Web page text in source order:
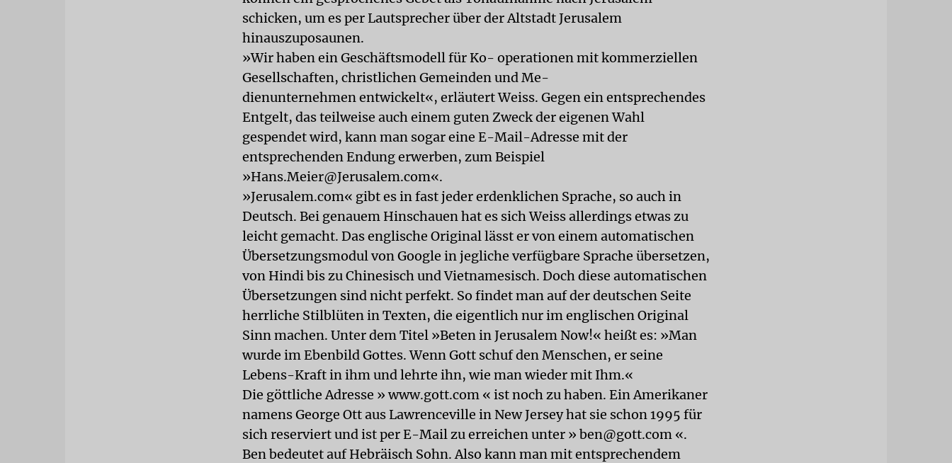
schicken, um es per Lautsprecher über der Altstadt Jerusalem
hinauszuposaunen.
»Wir haben ein Geschäftsmodell für Ko- operationen mit kommerziellen
Gesellschaften, christlichen Gemeinden und Me-
dienunternehmen entwickelt«, erläutert Weiss. Gegen ein entsprechendes
Entgelt, das teilweise auch einem guten Zweck der eigenen Wahl
gespendet wird, kann man sogar eine E-Mail-Adresse mit der
entsprechenden Endung erwerben, zum Beispiel
»Hans.Meier@Jerusalem.com«.
»Jerusalem.com« gibt es in fast jeder erdenklichen Sprache, so auch in
Deutsch. Bei genauem Hinschauen hat es sich Weiss allerdings etwas zu
leicht gemacht. Das englische Original lässt er von einem automatischen
Übersetzungsmodul von Google in jegliche verfügbare Sprache übersetzen,
von Hindi bis zu Chinesisch und Vietnamesisch. Doch diese automatischen
Übersetzungen sind nicht perfekt. So findet man auf der deutschen Seite
herrliche Stilblüten in Texten, die eigentlich nur im englischen Original
Sinn machen. Unter dem Titel »Beten in Jerusalem Now!« heißt es: »Man
wurde im Ebenbild Gottes. Wenn Gott schuf den Menschen, er seine
Lebens-Kraft in ihm und lehrte ihn, wie man wieder mit Ihm.«
Die göttliche Adresse » www.gott.com « ist noch zu haben. Ein Amerikaner
namens George Ott aus Lawrenceville in New Jersey hat sie schon 1995 für
sich reserviert und ist per E-Mail zu erreichen unter » ben@gott.com «.
Ben bedeutet auf Hebräisch Sohn. Also kann man mit entsprechendem